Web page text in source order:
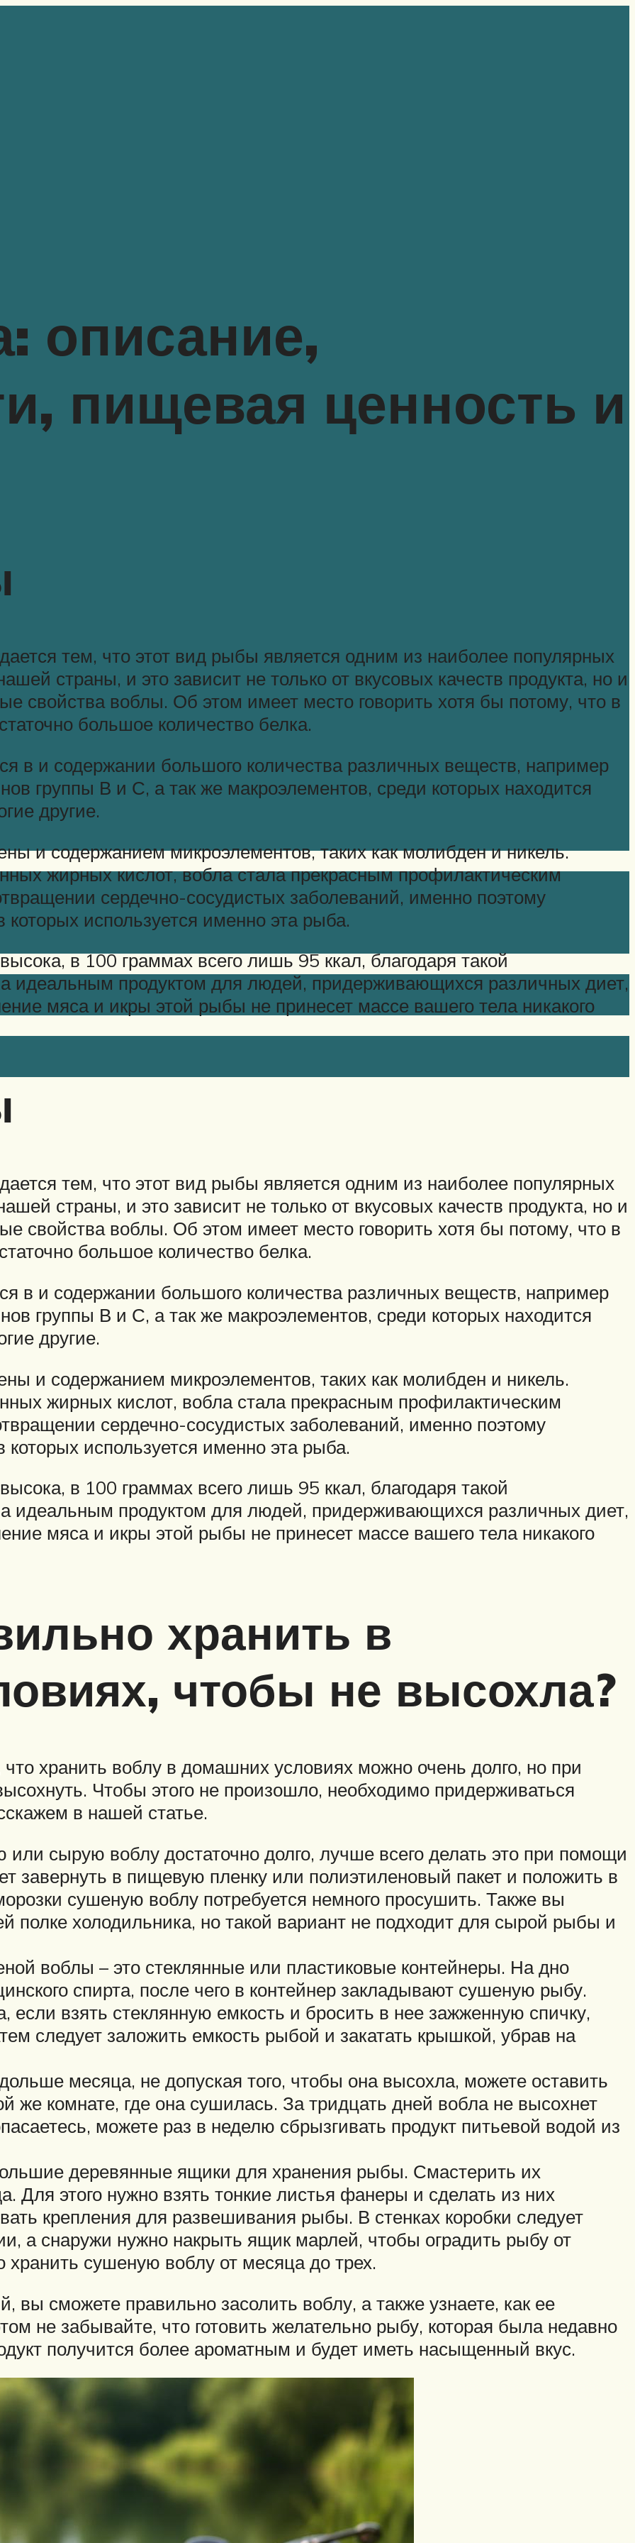
описание,
пищевая ценность и
тем, что этот вид рыбы является одним из наиболее популярных
страны, и это зависит не только от вкусовых качеств продукта, но и
свойства воблы. Об этом имеет место говорить хотя бы потому, что в
большое количество белка.
в и содержании большого количества различных веществ, например
группы В и С, а так же макроэлементов, среди которых находится
другие.
и содержанием микроэлементов, таких как молибден и никель.
жирных кислот, вобла стала прекрасным профилактическим
сердечно-сосудистых заболеваний, именно поэтому
используется именно эта рыба.
в 100 граммах всего лишь 95 ккал, благодаря такой
идеальным продуктом для людей, придерживающихся различных диет,
мяса и икры этой рыбы не принесет массе вашего тела никакого
тем, что этот вид рыбы является одним из наиболее популярных
страны, и это зависит не только от вкусовых качеств продукта, но и
свойства воблы. Об этом имеет место говорить хотя бы потому, что в
большое количество белка.
в и содержании большого количества различных веществ, например
группы В и С, а так же макроэлементов, среди которых находится
другие.
и содержанием микроэлементов, таких как молибден и никель.
жирных кислот, вобла стала прекрасным профилактическим
сердечно-сосудистых заболеваний, именно поэтому
используется именно эта рыба.
в 100 граммах всего лишь 95 ккал, благодаря такой
идеальным продуктом для людей, придерживающихся различных диет,
мяса и икры этой рыбы не принесет массе вашего тела никакого
хранить в
чтобы не высохла?
хранить воблу в домашних условиях можно очень долго, но при
Чтобы этого не произошло, необходимо придерживаться
в нашей статье.
сырую воблу достаточно долго, лучше всего делать это при помощи
завернуть в пищевую пленку или полиэтиленовый пакет и положить в
сушеную воблу потребуется немного просушить. Также вы
полке холодильника, но такой вариант не подходит для сырой рыбы и
воблы – это стеклянные или пластиковые контейнеры. На дно
спирта, после чего в контейнер закладывают сушеную рыбу.
если взять стеклянную емкость и бросить в нее зажженную спичку,
следует заложить емкость рыбой и закатать крышкой, убрав на
месяца, не допуская того, чтобы она высохла, можете оставить
же комнате, где она сушилась. За тридцать дней вобла не высохнет
можете раз в неделю сбрызгивать продукт питьевой водой из
деревянные ящики для хранения рыбы. Смастерить их
Для этого нужно взять тонкие листья фанеры и сделать из них
крепления для развешивания рыбы. В стенках коробки следует
а снаружи нужно накрыть ящик марлей, чтобы оградить рыбу от
сушеную воблу от месяца до трех.
сможете правильно засолить воблу, а также узнаете, как ее
не забывайте, что готовить желательно рыбу, которая была недавно
получится более ароматным и будет иметь насыщенный вкус.